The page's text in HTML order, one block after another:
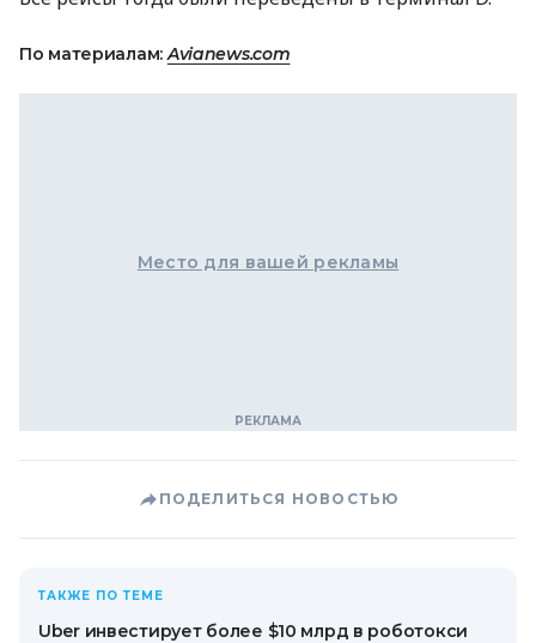
По материалам:Avianews.com
Место для вашей рекламы
ПОДЕЛИТЬСЯ НОВОСТЬЮ
ТАКЖЕ ПО ТЕМЕ
Uber инвестирует более $10 млрд в роботокси